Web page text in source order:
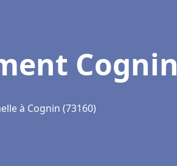
Cognin
à Cognin (73160)